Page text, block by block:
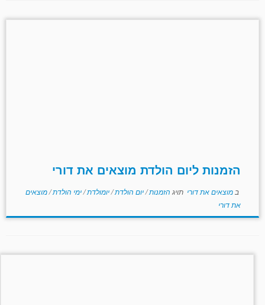
הזמנות ליום הולדת מוצאים את דורי
ב מוצאים את דורי תויג הזמנות/יום הולדת/יומולדת/ימי הולדת/מוצאים
את דורי